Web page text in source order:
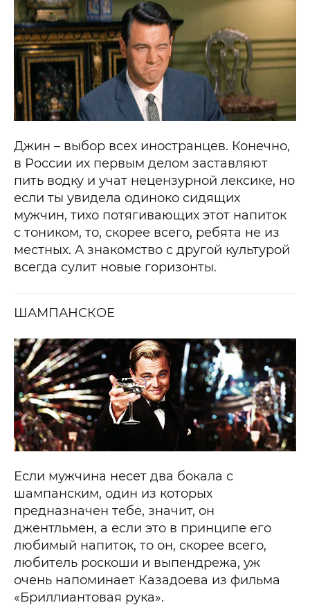
Джин – выбор всех иностранцев. Конечно,
в России их первым делом заставляют
пить водку и учат нецензурной лексике, но
если ты увидела одиноко сидящих
мужчин, тихо потягивающих этот напиток
с тоником, то, скорее всего, ребята не из
местных. А знакомство с другой культурой
всегда сулит новые горизонты.
ШАМПАНСКОЕ
Если мужчина несет два бокала с
шампанским, один из которых
предназначен тебе, значит, он
джентльмен, а если это в принципе его
любимый напиток, то он, скорее всего,
любитель роскоши и выпендрежа, уж
очень напоминает Казадоева из фильма
«Бриллиантовая рука».